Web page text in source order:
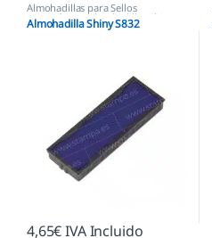
Almohadillas para Sellos
Automáticos ,Almohadillas Shiny
Almohadilla Shiny S832
4,65€IVA Incluido